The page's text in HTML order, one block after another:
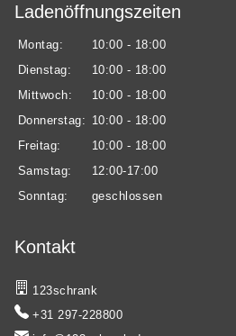
Ladenöffnungszeiten
Montag:
10:00 - 18:00
Dienstag:
10:00 - 18:00
Mittwoch:
10:00 - 18:00
Donnerstag: 10:00 - 18:00
Freitag:
10:00 - 18:00
Samstag:
12:00-17:00
Sonntag:
geschlossen
Kontakt
123schrank
+31 297-228800